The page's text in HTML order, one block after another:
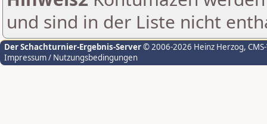
und sind in der Liste nicht
Der Schachturnier-Ergebnis-Server© 2006-2026 Heinz Herzog,
Impressum / Nutzungsbedingungen